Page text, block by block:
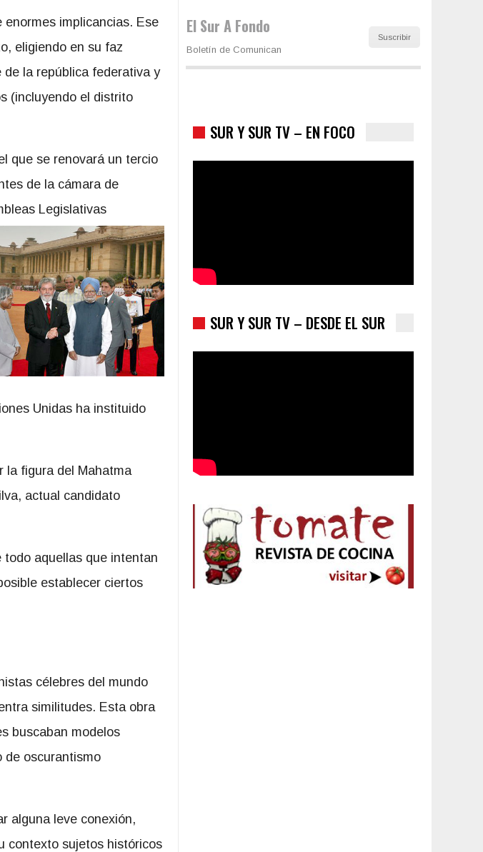
implicancias. Ese
eligiendo en su faz
la república federativa y
(incluyendo el distrito
que se renovará un tercio
de la cámara de
Legislativas
Unidas ha instituido
la figura del Mahatma
actual candidato
todo aquellas que intentan
establecer ciertos
célebres del mundo
similitudes. Esta obra
buscaban modelos
de oscurantismo
alguna leve conexión,
contexto sujetos históricos
El Sur A Fondo
SUR Y SUR TV – EN FOCO
SUR Y SUR TV – DESDE EL SUR